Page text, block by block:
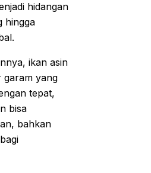
hidangan
hingga
ikan asin
garam yang
tepat,
bisa
bahkan